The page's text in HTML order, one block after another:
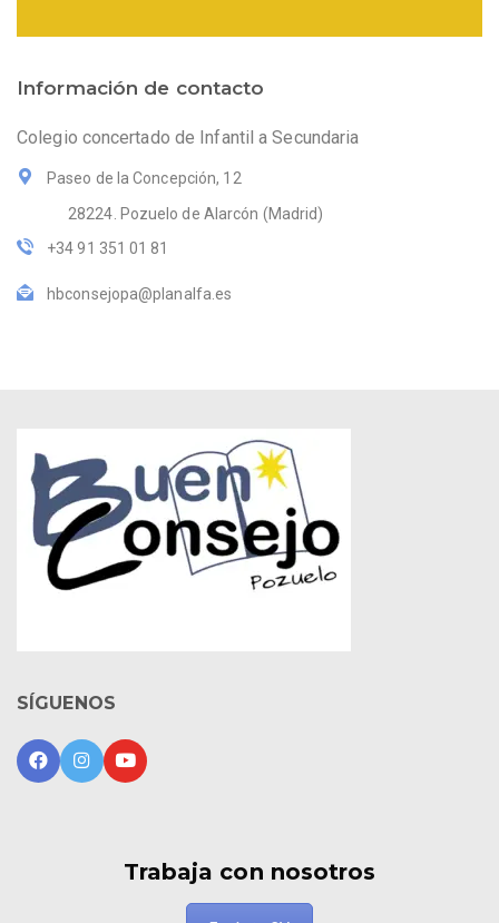
Información de contacto
Colegio concertado de Infantil a Secundaria
Paseo de la Concepción, 12
28224. Pozuelo de Alarcón (Madrid)
+34 91 351 01 81
hbconsejopa@planalfa.es
SÍGUENOS
Trabaja con nosotros